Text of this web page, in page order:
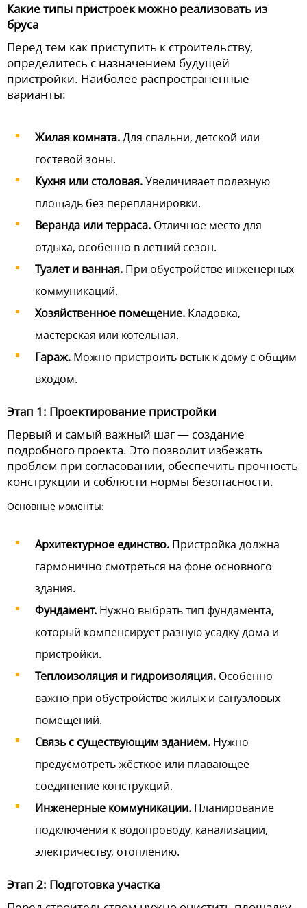
Какие типы пристроек можно реализовать из
бруса
Перед тем как приступить к строительству,
определитесь с назначением будущей
пристройки. Наиболее распространённые
варианты:
Жилая комната.Для спальни, детской или
гостевой зоны.
Кухня или столовая.Увеличивает полезную
площадь без перепланировки.
Веранда или терраса. Отличное место для
отдыха, особенно в летний сезон.
Туалет и ванная. При обустройстве инженерных
коммуникаций.
Хозяйственное помещение. Кладовка,
мастерская или котельная.
Гараж. Можно пристроить встык к дому с общим
входом.
Этап 1: Проектирование пристройки
Первый и самый важный шаг — создание
подробного проекта. Это позволит избежать
проблем при согласовании, обеспечить прочность
конструкции и соблюсти нормы безопасности.
Основные моменты:
Архитектурное единство. Пристройка должна
гармонично смотреться на фоне основного
здания.
Фундамент. Нужно выбрать тип фундамента,
который компенсирует разную усадку дома и
пристройки.
Теплоизоляция и гидроизоляция. Особенно
важно при обустройстве жилых и санузловых
помещений.
Связь с существующим зданием. Нужно
предусмотреть жёсткое или плавающее
соединение конструкций.
Инженерные коммуникации. Планирование
подключения к водопроводу, канализации,
электричеству, отоплению.
Этап 2: Подготовка участка